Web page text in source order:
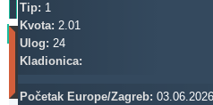
Tip: 1
Kvota: 2.01
Ulog: 24
Kladionica:
Početak Europe/Zagreb:
Profit
(Zadnjih
30